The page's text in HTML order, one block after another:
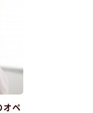
オペ